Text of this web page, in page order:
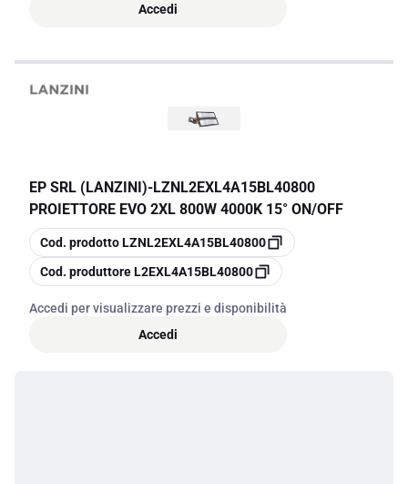
Accedi
EP SRL (LANZINI)-LZNL2EXL4A15BL40800
PROIETTORE EVO 2XL 800W 4000K 15° ON/OFF
copia
Cod. prodottoLZNL2EXL4A15BL40800
copia
Cod. produttoreL2EXL4A15BL40800
Accedi per visualizzare prezzi e disponibilità
Accedi